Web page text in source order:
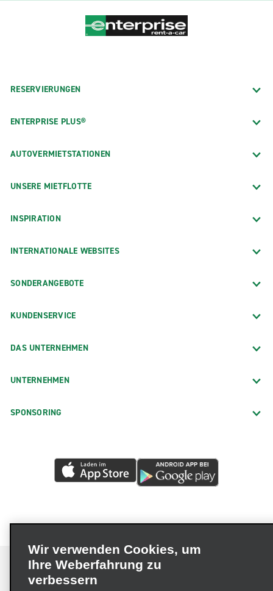
RESERVIERUNGEN
ENTERPRISE PLUS®
AUTOVERMIETSTATIONEN
UNSERE MIETFLOTTE
INSPIRATION
INTERNATIONALE WEBSITES
SONDERANGEBOTE
KUNDENSERVICE
DAS UNTERNEHMEN
UNTERNEHMEN
SPONSORING
Wir verwenden Cookies, um
Ihre Weberfahrung zu
verbessern